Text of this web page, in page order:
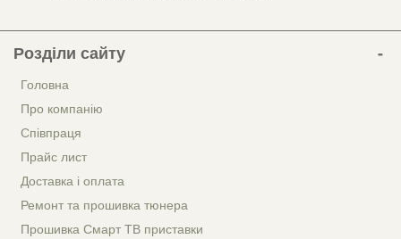
Розділи сайту
Головна
Про компанію
Співпраця
Прайс лист
Доставка і оплата
Ремонт та прошивка тюнера
Прошивка Смарт ТВ приставки